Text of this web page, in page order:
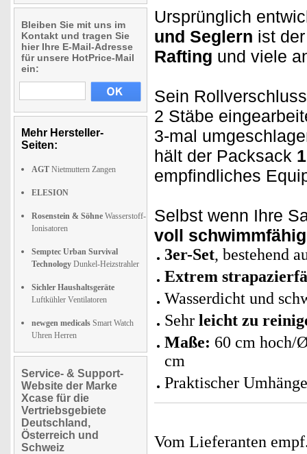
Bleiben Sie mit uns im
Kontakt und tragen Sie
hier Ihre E-Mail-Adresse
für unsere HotPrice-Mail
ein:
Mehr Hersteller-
Seiten:
AGT Nietmuttern Zangen
ELESION
Rosenstein & Söhne Wasserstoff-
Ionisatoren
Semptec Urban Survival
Technology Dunkel-Heizstrahler
Sichler Haushaltsgeräte
Luftkühler Ventilatoren
newgen medicals Smart Watch
Uhren Herren
Service- & Support-
Website der Marke
Xcase für die
Vertriebsgebiete
Deutschland,
Österreich und
Schweiz
Ursprünglich
und Seglern ist
Rafting und viele
Sein
2 Stäbe
3-mal
hält der Packsack
empfindliches
Selbst wenn Ihre
voll
3er-Set, bestehend
Extrem
Wasserdicht und
Sehr leicht zu
Maße: 60 cm hoch/
cm
Praktischer
Vom Lieferanten